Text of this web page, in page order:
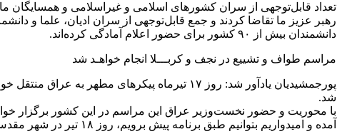
رهبر عزیز ما تقاضا کردند و جمع قابل‌توجهی از سران ادیان، علما و
دانشمندان بیش از ۹۰ کشور برای حضور اعلام آمادگی کرده‌اند.
مراسم طواف و تشییع در نجف و کربـــلا انجام خواهـد شد
پورجمشیدیان یادآور شد: روز ۱۷ تیرماه
شد.
با محوریت و حضور نخست‌وزیر عراق این مراسم در این کشور برگزار
آمده و امیدواریم بتوانیم طبق برنامه پیش برویم، روز ۱۸ تیر در شهر مقدس مشهد مراسم تشییع پیکر مطهر حضرت آقا و خانواده گرانقدر ایشان و مراسم تدفین برگزار خواهد شد.